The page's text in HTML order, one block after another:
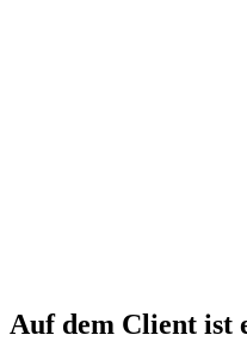
Auf dem Client ist